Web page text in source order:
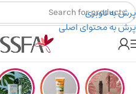
پرش به ناوبری
پرش به محتوای اصلی
هدیه برای خرید های بالای ۵ میلیون تومن